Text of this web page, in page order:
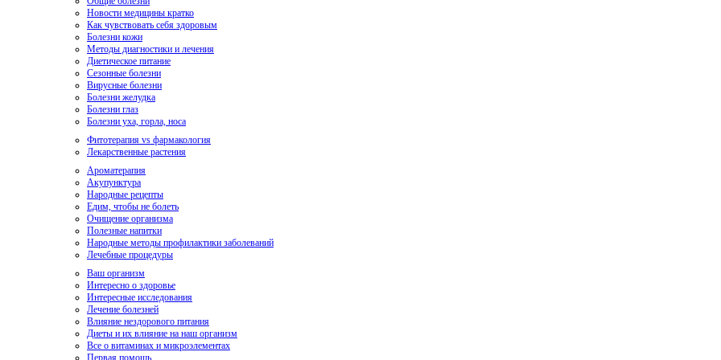
Новости медицины кратко
Как чувствовать себя здоровым
Болезни кожи
Методы диагностики и лечения
Диетическое питание
Сезонные болезни
Вирусные болезни
Болезни желудка
Болезни глаз
Болезни уха, горла, носа
Фитотерапия vs фармакология
Лекарственные растения
Ароматерапия
Акупунктура
Народные рецепты
Едим, чтобы не болеть
Очищение организма
Полезные напитки
Народные методы профилактики заболеваний
Лечебные процедуры
Ваш организм
Интересно о здоровье
Интересные исследования
Лечение болезней
Влияние нездорового питания
Диеты и их влияние на наш организм
Все о витаминах и микроэлементах
Первая помощь